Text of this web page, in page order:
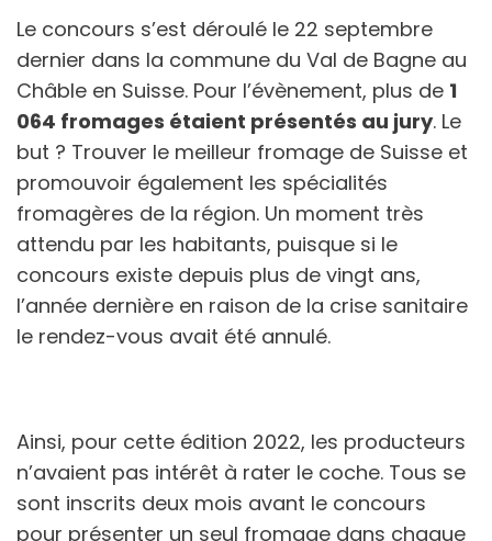
Le concours s’est déroulé le 22 septembre
dernier dans la commune du Val de Bagne au
Châble en Suisse. Pour l’évènement, plus de 1
064 fromages étaient présentés au jury. Le
but ? Trouver le meilleur fromage de Suisse et
promouvoir également les spécialités
fromagères de la région. Un moment très
attendu par les habitants, puisque si le
concours existe depuis plus de vingt ans,
l’année dernière en raison de la crise sanitaire
le rendez-vous avait été annulé.
Ainsi, pour cette édition 2022, les producteurs
n’avaient pas intérêt à rater le coche. Tous se
sont inscrits deux mois avant le concours
pour présenter un seul fromage dans chaque